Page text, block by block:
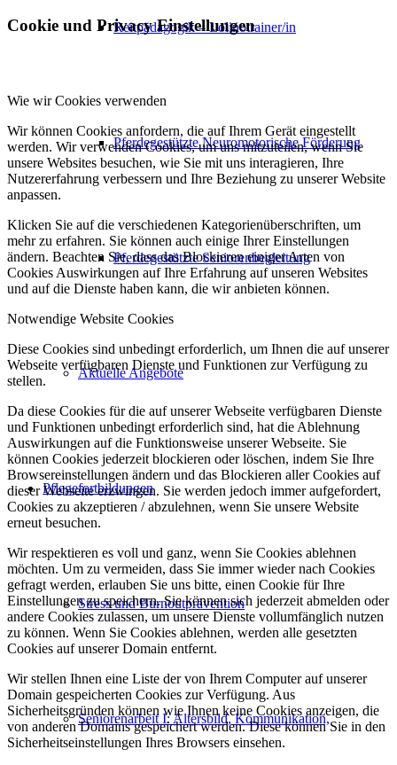
Reitpädagogik – Lolinotrainer/in
Pferdegestützte Neuromotorische Förderung
Pferdegestützte Seniorenbegleitung
Aktuelle Angebote
Pflegefortbildungen
Stress und Burnoutprävention
Seniorenarbeit I: Altersbild, Kommunikation,
Cookie und Privacy Einstellungen
Wie wir Cookies verwenden
Wir können Cookies anfordern, die auf Ihrem Gerät eingestellt
werden. Wir verwenden Cookies, um uns mitzuteilen, wenn Sie
unsere Websites besuchen, wie Sie mit uns interagieren, Ihre
Nutzererfahrung verbessern und Ihre Beziehung zu unserer Website
anpassen.
Klicken Sie auf die verschiedenen Kategorienüberschriften, um
mehr zu erfahren. Sie können auch einige Ihrer Einstellungen
ändern. Beachten Sie, dass das Blockieren einiger Arten von
Cookies Auswirkungen auf Ihre Erfahrung auf unseren Websites
und auf die Dienste haben kann, die wir anbieten können.
Notwendige Website Cookies
Diese Cookies sind unbedingt erforderlich, um Ihnen die auf unserer
Webseite verfügbaren Dienste und Funktionen zur Verfügung zu
stellen.
Da diese Cookies für die auf unserer Webseite verfügbaren Dienste
und Funktionen unbedingt erforderlich sind, hat die Ablehnung
Auswirkungen auf die Funktionsweise unserer Webseite. Sie
können Cookies jederzeit blockieren oder löschen, indem Sie Ihre
Browsereinstellungen ändern und das Blockieren aller Cookies auf
dieser Webseite erzwingen. Sie werden jedoch immer aufgefordert,
Cookies zu akzeptieren / abzulehnen, wenn Sie unsere Website
erneut besuchen.
Wir respektieren es voll und ganz, wenn Sie Cookies ablehnen
möchten. Um zu vermeiden, dass Sie immer wieder nach Cookies
gefragt werden, erlauben Sie uns bitte, einen Cookie für Ihre
Einstellungen zu speichern. Sie können sich jederzeit abmelden oder
andere Cookies zulassen, um unsere Dienste vollumfänglich nutzen
zu können. Wenn Sie Cookies ablehnen, werden alle gesetzten
Cookies auf unserer Domain entfernt.
Wir stellen Ihnen eine Liste der von Ihrem Computer auf unserer
Domain gespeicherten Cookies zur Verfügung. Aus
Sicherheitsgründen können wie Ihnen keine Cookies anzeigen, die
von anderen Domains gespeichert werden. Diese können Sie in den
Sicherheitseinstellungen Ihres Browsers einsehen.